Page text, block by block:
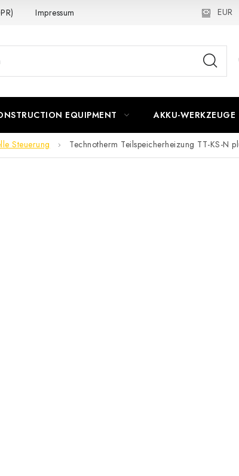
Impressum EUR
EQUIPMENT AKKU-WERKZEUGE
Steuerung Technotherm Teilspeicherheizung TT-KS-N